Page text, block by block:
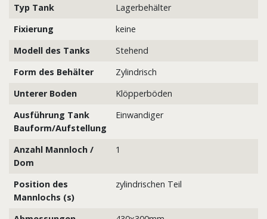
Typ Tank
Lagerbehälter
Fixierung
keine
Modell des Tanks
Stehend
Form des Behälter
Zylindrisch
Unterer Boden
Klöpperböden
Ausführung Tank
Bauform/Aufstellung
Einwandiger
Anzahl Mannloch /
Dom
1
Position des
Mannlochs (s)
zylindrischen Teil